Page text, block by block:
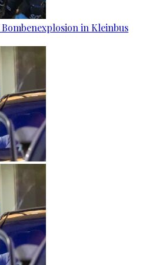
in Kleinbus